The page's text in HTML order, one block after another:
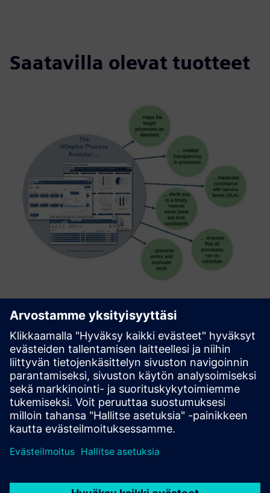
Saatavilla olevat tuotteet
Hospital Process Analyzer
HOPA enables hospitals to monitor core processes and take
targeted corrective action in the event of process
deviations. The use of this tool supports the transition
from a function-based to a process-oriented hospital
organizatio...
Lue lisää